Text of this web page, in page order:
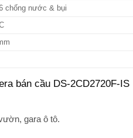
chống nước & bụi
bán cầu DS-2CD2720F-IS
gara ô tô.